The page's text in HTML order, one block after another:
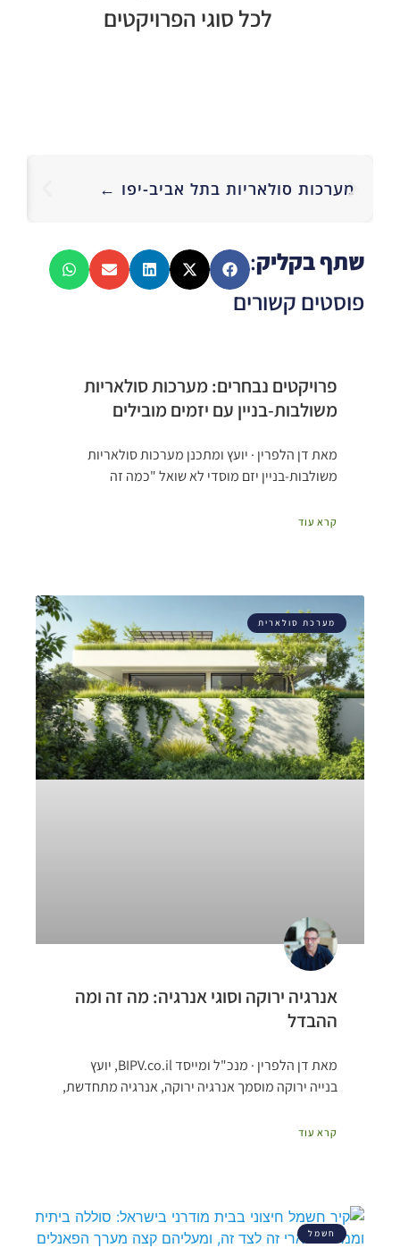
לכל סוגי הפרויקטים
מערכות סולאריות בתל אביב-יפו ←
שתף בקליק:
פוסטים קשורים
פרויקטים נבחרים: מערכות סולאריות
משולבות-בניין עם יזמים מובילים
מאת דן הלפרין · יועץ ומתכנן מערכות סולאריות
משולבות-בניין יזם מוסדי לא שואל "כמה זה
קרא עוד
מערכת סולארית
אנרגיה ירוקה וסוגי אנרגיה: מה זה ומה
ההבדל
מאת דן הלפרין · מנכ"ל ומייסד BIPV.co.il, יועץ
בנייה ירוקה מוסמך אנרגיה ירוקה, אנרגיה מתחדשת,
קרא עוד
חשמל